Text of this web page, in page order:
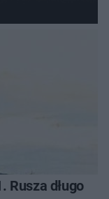
Rusza długo